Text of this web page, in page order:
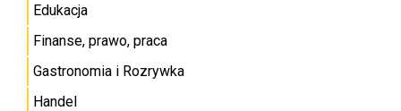
Edukacja
Finanse, prawo, praca
Gastronomia i Rozrywka
Handel